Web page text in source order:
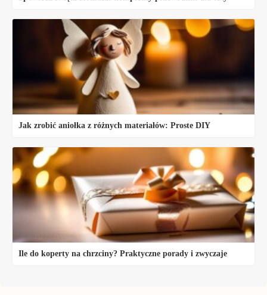
Jak zrobić aniołka z różnych materiałów: Proste DIY
Ile do koperty na chrzciny? Praktyczne porady i zwyczaje